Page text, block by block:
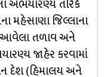
અભયારણ્ય તરિકે
મહેસાણા જિલ્લાના
આવેલા તળાવ અને
જાહેર કરવામાં
દેશ (હિમાલય અને